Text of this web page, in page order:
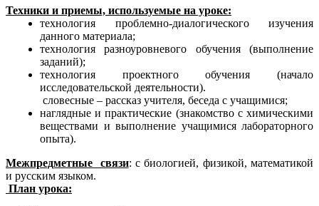
Техники и приемы, используемые на уроке:
технология проблемно-диалогического изучения
данного материала;
технология разноуровневого обучения (выполнение
заданий);
технология проектного обучения (начало
исследовательской деятельности).
словесные – рассказ учителя, беседа с учащимися;
наглядные и практические (знакомство с химическими
веществами и выполнение учащимися лабораторного
опыта).
Межпредметные связи: с биологией, физикой, математикой
и русским языком.
План урока: